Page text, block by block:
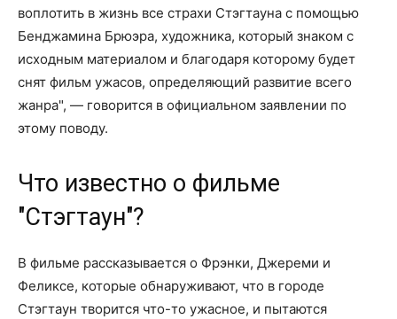
воплотить в жизнь все страхи Стэгтауна с помощью
Бенджамина Брюэра, художника, который знаком с
исходным материалом и благодаря которому будет
снят фильм ужасов, определяющий развитие всего
жанра", — говорится в официальном заявлении по
этому поводу.
Что известно о фильме
"Стэгтаун"?
В фильме рассказывается о Фрэнки, Джереми и
Феликсе, которые обнаруживают, что в городе
Стэгтаун творится что-то ужасное, и пытаются